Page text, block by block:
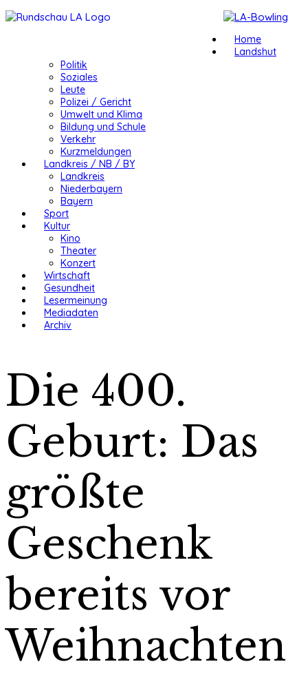
Home
Landshut
Politik
Soziales
Leute
Polizei / Gericht
Umwelt und Klima
Bildung und Schule
Verkehr
Kurzmeldungen
Landkreis / NB / BY
Landkreis
Niederbayern
Bayern
Sport
Kultur
Kino
Theater
Konzert
Wirtschaft
Gesundheit
Lesermeinung
Mediadaten
Archiv
Die 400.
Geburt: Das
größte
Geschenk
bereits vor
Weihnachten